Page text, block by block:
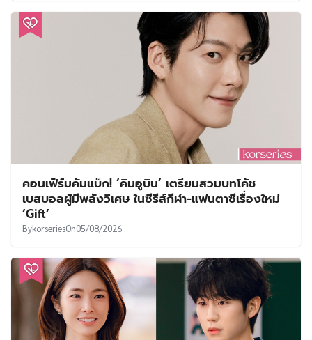
คอนเฟิร์มคัมแบ็ก! ‘คิมอูบิน’ เตรียมสวมบทโค้ช
เบสบอลผู้มีพลังวิเศษ ในซีรีส์กีฬา-แฟนตาซีเรื่องใหม่
‘Gift’
BykorseriesOn05/08/2026